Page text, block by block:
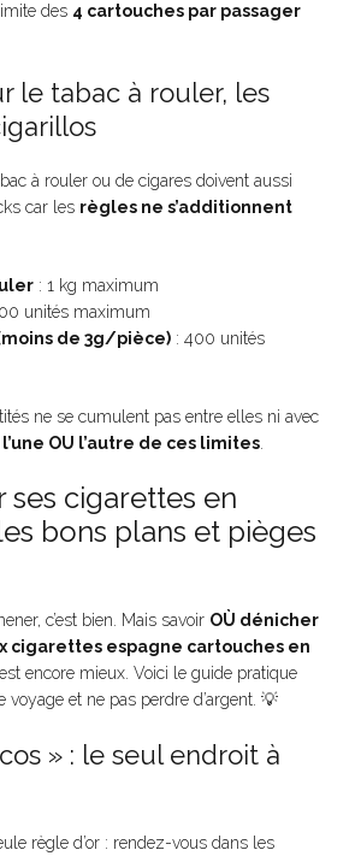
des 4 cartouches par passager
le tabac à rouler, les
à rouler ou de cigares doivent aussi
car les règles ne s’additionnent
: 1 kg maximum
unités maximum
de 3g/pièce) : 400 unités
ne se cumulent pas entre elles ni avec
l’une OU l’autre de ces limites.
ses cigarettes en
bons plans et pièges
c’est bien. Mais savoir OÙ dénicher
cigarettes espagne cartouches en
encore mieux. Voici le guide pratique
voyage et ne pas perdre d’argent. 💡
» : le seul endroit à
règle d’or : rendez-vous dans les